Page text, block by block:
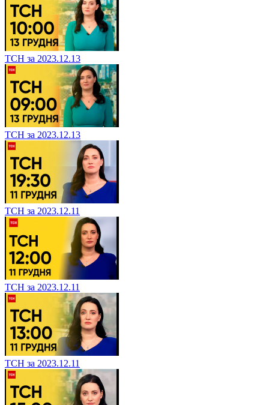
ТСН за 2023.12.13
ТСН за 2023.12.13
ТСН за 2023.12.11
ТСН за 2023.12.11
ТСН за 2023.12.11